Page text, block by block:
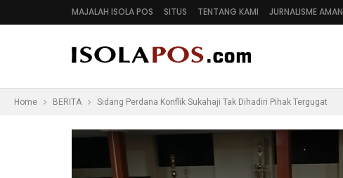
MAJALAH ISOLA POS SITUS TENTANG KAMI JURNALISME AMAN
Home BERITA Sidang Perdana Konflik Sukahaji Tak Dihadiri Pihak Tergugat